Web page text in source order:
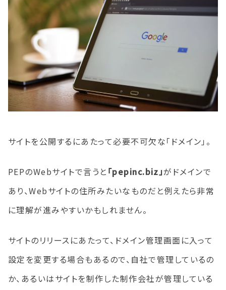
サイトを公開するにあたって必要不可欠な「ドメイン」。
PEPのWebサイトで言うと 「pepinc.biz」がドメインで
あり、Webサイトの住所みたいなものだと例えたら非常
に理解が進みやすいかもしれません。
サイトのリリースにあたって、ドメイン管理画面に入って
設定を変更する場合もあるので、自社で管理しているの
か、あるいはサイトを制作した制作会社が管理している